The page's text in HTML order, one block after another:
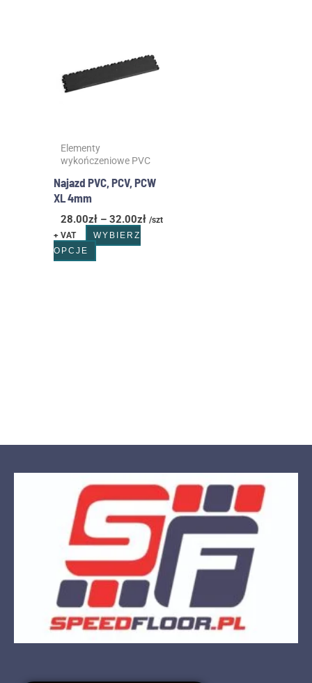
Elementy
wykończeniowe PVC
Najazd PVC, PCV, PCW
XL 4mm
28.00zł – 32.00zł
od
28.00zł
/szt
+ VAT
WYBIERZ
OPCJE
wiele
wariantów.
na
stronie
produktu